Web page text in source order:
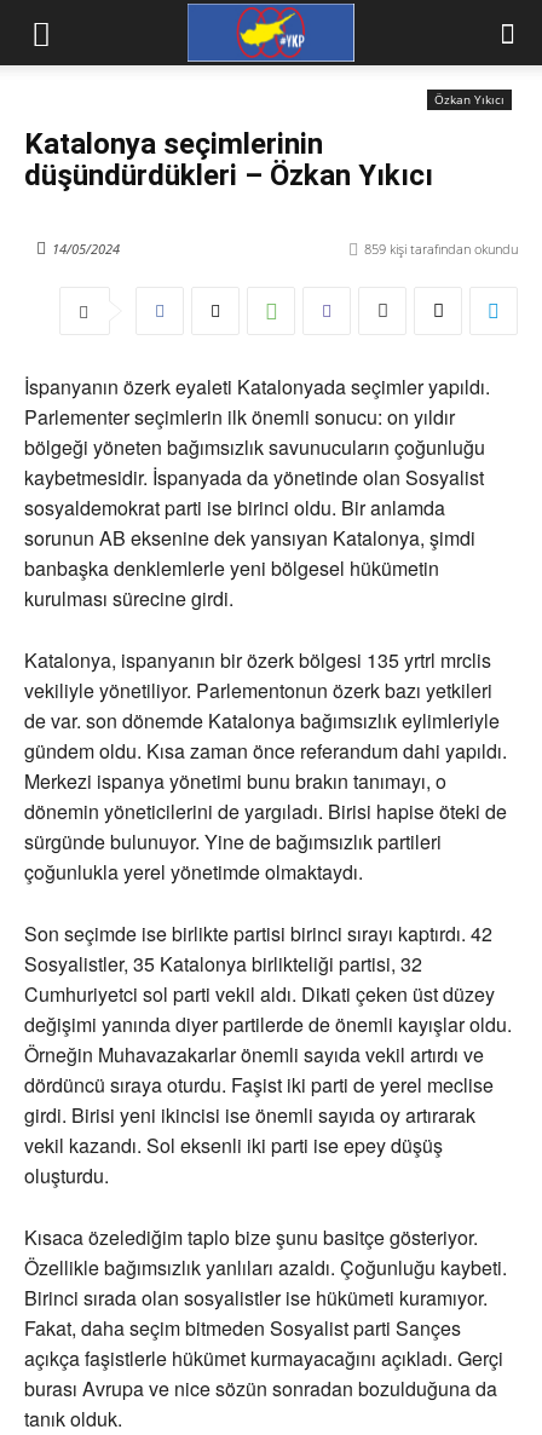
Özkan Yıkıcı
Katalonya seçimlerinin
düşündürdükleri – Özkan Yıkıcı
859 kişi tarafından okundu
14/05/2024
İspanyanın özerk eyaleti Katalonyada seçimler yapıldı.
Parlementer seçimlerin ilk önemli sonucu: on yıldır
bölgeği yöneten bağımsızlık savunucuların çoğunluğu
kaybetmesidir. İspanyada da yönetinde olan Sosyalist
sosyaldemokrat parti ise birinci oldu. Bir anlamda
sorunun AB eksenine dek yansıyan Katalonya, şimdi
banbaşka denklemlerle yeni bölgesel hükümetin
kurulması sürecine girdi.
Katalonya, ispanyanın bir özerk bölgesi 135 yrtrl mrclis
vekiliyle yönetiliyor. Parlementonun özerk bazı yetkileri
de var. son dönemde Katalonya bağımsızlık eylimleriyle
gündem oldu. Kısa zaman önce referandum dahi yapıldı.
Merkezi ispanya yönetimi bunu brakın tanımayı, o
dönemin yöneticilerini de yargıladı. Birisi hapise öteki de
sürgünde bulunuyor. Yine de bağımsızlık partileri
çoğunlukla yerel yönetimde olmaktaydı.
Son seçimde ise birlikte partisi birinci sırayı kaptırdı. 42
Sosyalistler, 35 Katalonya birlikteliği partisi, 32
Cumhuriyetci sol parti vekil aldı. Dikati çeken üst düzey
değişimi yanında diyer partilerde de önemli kayışlar oldu.
Örneğin Muhavazakarlar önemli sayıda vekil artırdı ve
dördüncü sıraya oturdu. Faşist iki parti de yerel meclise
girdi. Birisi yeni ikincisi ise önemli sayıda oy artırarak
vekil kazandı. Sol eksenli iki parti ise epey düşüş
oluşturdu.
Kısaca özelediğim taplo bize şunu basitçe gösteriyor.
Özellikle bağımsızlık yanlıları azaldı. Çoğunluğu kaybeti.
Birinci sırada olan sosyalistler ise hükümeti kuramıyor.
Fakat, daha seçim bitmeden Sosyalist parti Sançes
açıkça faşistlerle hükümet kurmayacağını açıkladı. Gerçi
burası Avrupa ve nice sözün sonradan bozulduğuna da
tanık olduk.